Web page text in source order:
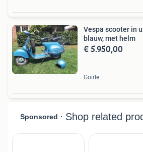
Vespa scooter in
blauw, met helm
€ 5.950,00
Goirle